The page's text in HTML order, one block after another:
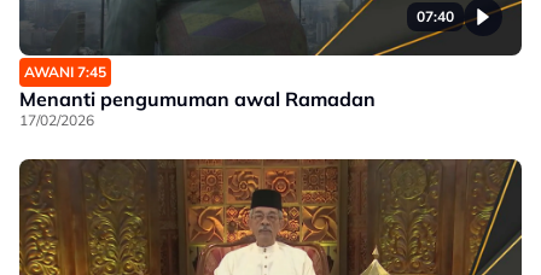
07:40
AWANI 7:45
Menanti pengumuman awal Ramadan
17/02/2026